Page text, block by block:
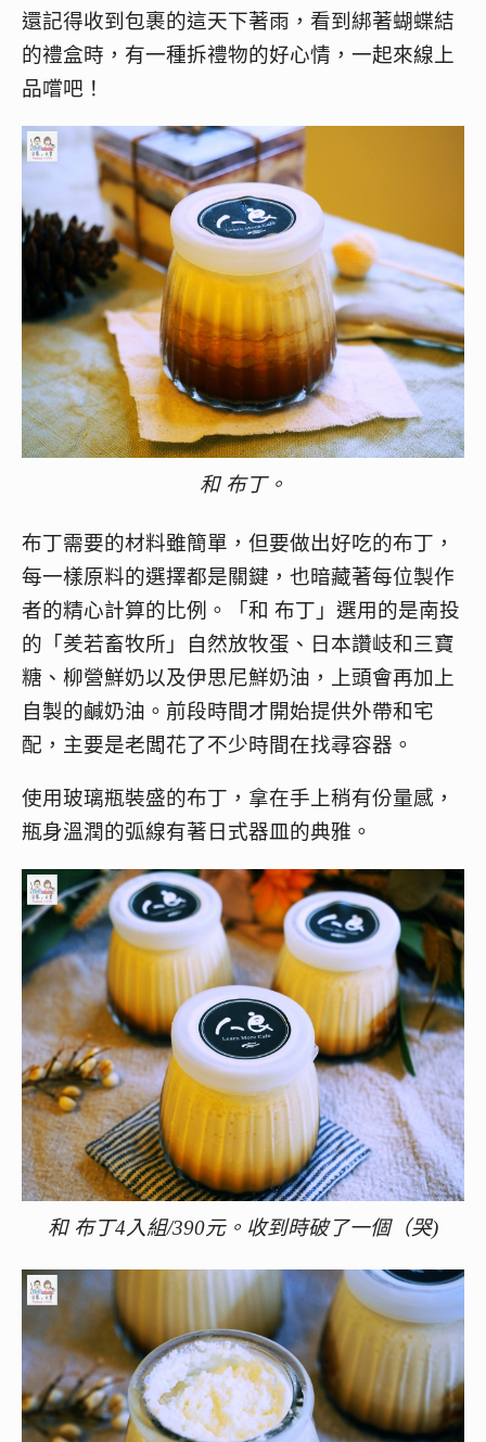
還記得收到包裹的這天下著雨，看到綁著蝴蝶結
的禮盒時，有一種拆禮物的好心情，一起來線上
品嚐吧！
和 布丁。
布丁需要的材料雖簡單，但要做出好吃的布丁，
每一樣原料的選擇都是關鍵，也暗藏著每位製作
者的精心計算的比例。「和 布丁」選用的是南投
的「羑若畜牧所」自然放牧蛋、日本讚岐和三寶
糖、柳營鮮奶以及伊思尼鮮奶油，上頭會再加上
自製的鹹奶油。前段時間才開始提供外帶和宅
配，主要是老闆花了不少時間在找尋容器。
使用玻璃瓶裝盛的布丁，拿在手上稍有份量感，
瓶身溫潤的弧線有著日式器皿的典雅。
和 布丁4入組/390元。收到時破了一個（哭)